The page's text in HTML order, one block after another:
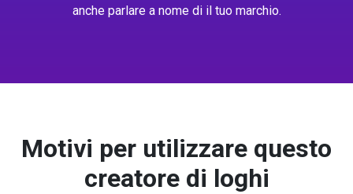
anche parlare a nome di il tuo marchio.
Motivi per utilizzare questo
creatore di loghi